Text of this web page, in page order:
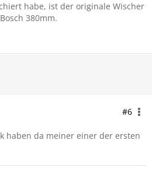
habe, ist der originale Wischer
380mm.
#6
haben da meiner einer der ersten